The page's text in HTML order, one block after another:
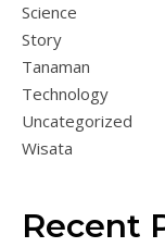
Science
Story
Tanaman
Technology
Uncategorized
Wisata
Recent